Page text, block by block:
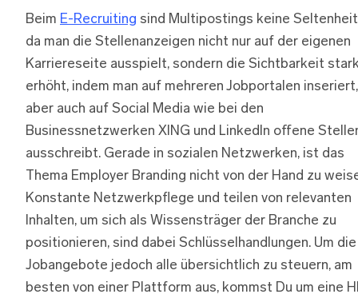
Beim E-Recruiting sind Multipostings keine
da man die Stellenanzeigen nicht nur auf der eigenen
Karriereseite ausspielt, sondern die Sichtbarkeit
erhöht, indem man auf mehreren Jobportalen inseriert,
aber auch auf Social Media wie bei den
Businessnetzwerken XING und LinkedIn offene
ausschreibt. Gerade in sozialen Netzwerken, ist das
Thema Employer Branding nicht von der Hand zu
Konstante Netzwerkpflege und teilen von relevanten
Inhalten, um sich als Wissensträger der Branche zu
positionieren, sind dabei Schlüsselhandlungen. Um die
Jobangebote jedoch alle übersichtlich zu steuern, am
besten von einer Plattform aus, kommst Du um eine